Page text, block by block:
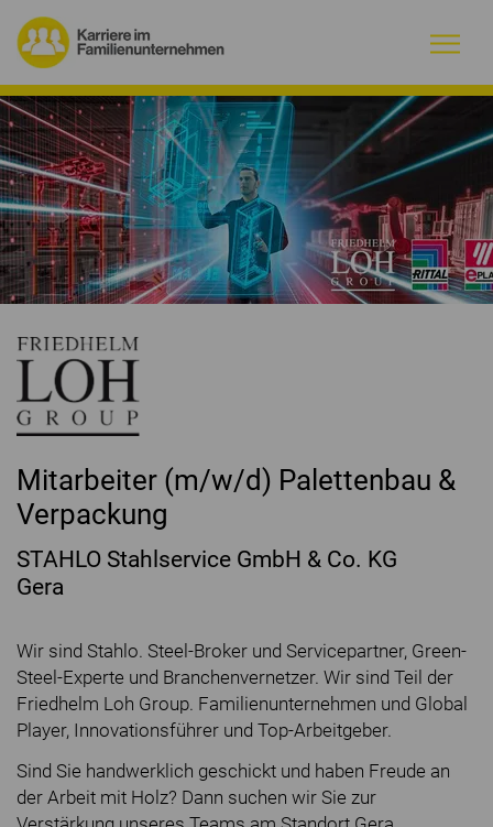
Warum Familienunternehmen?
Firmenprofile
Jobs
Magazin
Initiative
Kontakt
Mitarbeiter (m/w/d) Palettenbau &
Verpackung
STAHLO Stahlservice GmbH & Co. KG
Gera
Wir sind Stahlo. Steel-Broker und Servicepartner, Green-
Steel-Experte und Branchenvernetzer. Wir sind Teil der
Friedhelm Loh Group. Familienunternehmen und Global
Player, Innovationsführer und Top-Arbeitgeber.
Sind Sie handwerklich geschickt und haben Freude an
der Arbeit mit Holz? Dann suchen wir Sie zur